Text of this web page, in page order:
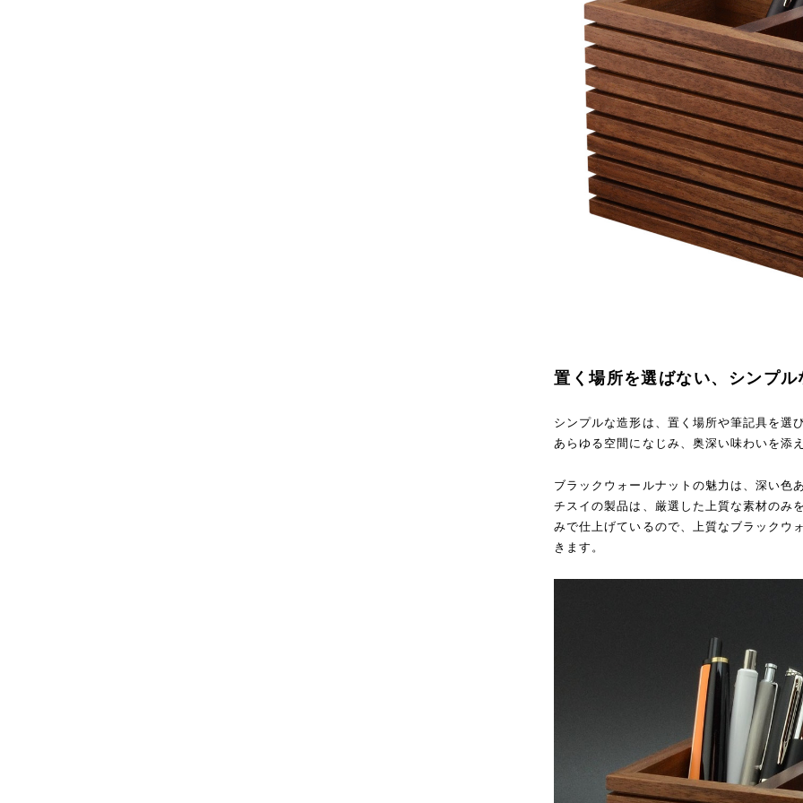
置く場所を選ばない、シンプル
シンプルな造形は、置く場所や筆記具を選
あらゆる空間になじみ、奥深い味わいを添
ブラックウォールナットの魅力は、深い色
チスイの製品は、厳選した上質な素材のみ
みで仕上げているので、上質なブラックウ
きます。